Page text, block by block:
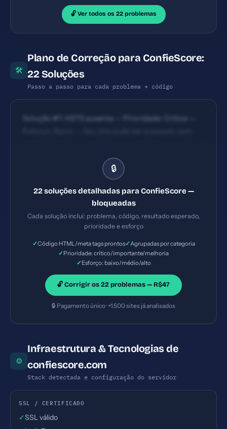
🔓 Ver todos os 22 problemas
🛠
Plano de Correção para ConfieScore:
22 Soluções
Passo a passo para cada problema + código
Solução #1: HSTS ausente — Prioridade: Crítica —
Content Security Policy ausente — Prioridade:
Crítica — Esforço: Baixo — Seu site está vulnerável a
Solução #7: Title com 27 caracteres (ideal: 30-60)
— Prioridade: Importante — Esforço: Baixo
🔒
22 soluções detalhadas para ConfieScore —
bloqueadas
Cada solução inclui: problema, código, resultado esperado,
prioridade e esforço
✓Código HTML/meta tags prontos✓Agrupadas por categoria
✓Prioridade: crítico/importante/melhoria
✓Esforço: baixo/médio/alto
🔓 Corrigir os 22 problemas — R$47
🔒 Pagamento único · +1.500 sites já analisados
⚙
Infraestrutura & Tecnologias de
confiescore.com
Stack detectada e configuração do servidor
SSL / CERTIFICADO
✓SSL válido